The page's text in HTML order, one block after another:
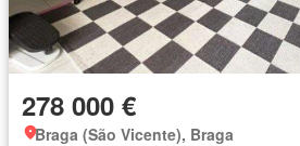
278 000 €
Braga (São Vicente), Braga